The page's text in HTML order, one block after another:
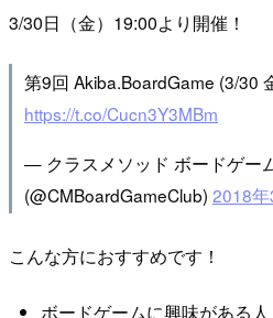
3/30日（金）19:00より開催！
第9回 Akiba.BoardGame (3/30
https://t.co/Cucn3Y3MBm
— クラスメソッド ボードゲー
(@CMBoardGameClub) 2018
こんな方におすすめです！
ボードゲームに興味がある人